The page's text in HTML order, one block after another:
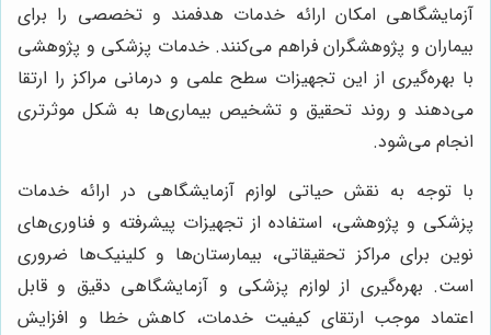
آزمایشگاهی امکان ارائه خدمات هدفمند و تخصصی را برای
بیماران و پژوهشگران فراهم می‌کنند. خدمات پزشکی و پژوهشی
با بهره‌گیری از این تجهیزات سطح علمی و درمانی مراکز را ارتقا
می‌دهند و روند تحقیق و تشخیص بیماری‌ها به شکل موثرتری
انجام می‌شود.
با توجه به نقش حیاتی لوازم آزمایشگاهی در ارائه خدمات
پزشکی و پژوهشی، استفاده از تجهیزات پیشرفته و فناوری‌های
نوین برای مراکز تحقیقاتی، بیمارستان‌ها و کلینیک‌ها ضروری
است. بهره‌گیری از لوازم پزشکی و آزمایشگاهی دقیق و قابل
اعتماد موجب ارتقای کیفیت خدمات، کاهش خطا و افزایش